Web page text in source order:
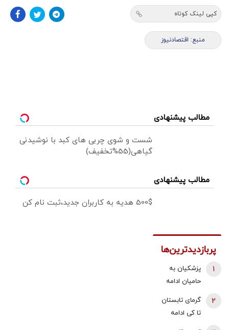
کپی لینک کوتاه
منبع: اقتصادنیوز
مطالب پیشنهادی
شست و شوی چربی های کبد با نوشیدنی
گیاهی(55%تخفیف)
مطالب پیشنهادی
500$ هدیه به کاربران جدید،ثبت نام کن
پربازدیدترین‌ها
پزشکیان به
حامیان ادامه
جنگ:
همین‌جوری
نگویید بزن/
1
گرمای تابستان
تا کی ادامه
2